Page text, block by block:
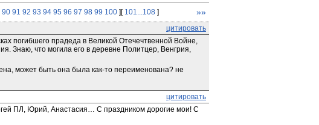
90 91 92 93 94 95 96 97 98 99 100][ 101...108] »»
цитировать
погибшего прадеда в Великой Отечечтвенной Войне,
Знаю, что могила его в деревне Политцер, Венгрия,
может быть она была как-то переименована? не
цитировать
ПЛ, Юрий, Анастасия… С праздником дорогие мои! С